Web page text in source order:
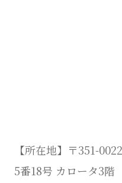
【所在地】〒351-
5番18号 カロータ3階